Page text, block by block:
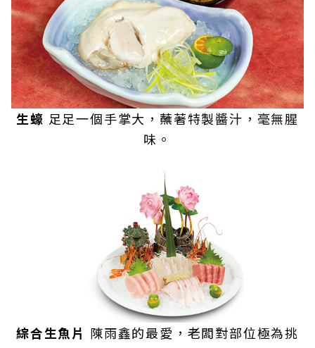
生蠔 足足一個手掌大，蘸著特製醬汁，毫無腥
味。
綜合生魚片 陳雨鑫的最愛，老闆對部位極為挑